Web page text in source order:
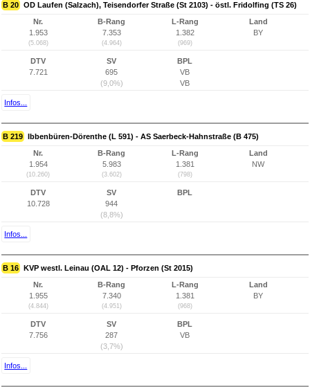
B 20 OD Laufen (Salzach), Teisendorfer Straße (St 2103) - östl. Fridolfing (TS 26)
Nr.
1.953
(5.068)
B-Rang
7.353
(4.964)
L-Rang
1.382
(969)
Land
BY
DTV
7.721
SV
695
(9,0%)
BPL
VB
VB
Infos...
B 219 Ibbenbüren-Dörenthe (L 591) - AS Saerbeck-Hahnstraße (B 475)
Nr.
1.954
(10.260)
B-Rang
5.983
(3.602)
L-Rang
1.381
(798)
Land
NW
DTV
10.728
SV
944
(8,8%)
BPL
Infos...
B 16 KVP westl. Leinau (OAL 12) - Pforzen (St 2015)
Nr.
1.955
(4.844)
B-Rang
7.340
(4.951)
L-Rang
1.381
(968)
Land
BY
DTV
7.756
SV
287
(3,7%)
BPL
VB
Infos...